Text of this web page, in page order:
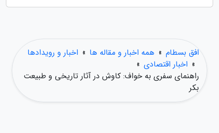
افق بسطام » همه اخبار و مقاله ها » اخبار و رویدادها
» اخبار اقتصادی »
راهنمای سفری به خواف: کاوش در آثار تاریخی و طبیعت
بکر